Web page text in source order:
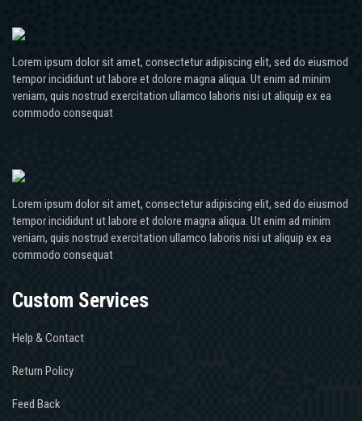
Lorem ipsum dolor sit amet, consectetur adipiscing elit, sed do eiusmod
tempor incididunt ut labore et dolore magna aliqua. Ut enim ad minim
veniam, quis nostrud exercitation ullamco laboris nisi ut aliquip ex ea
commodo consequat
Lorem ipsum dolor sit amet, consectetur adipiscing elit, sed do eiusmod
tempor incididunt ut labore et dolore magna aliqua. Ut enim ad minim
veniam, quis nostrud exercitation ullamco laboris nisi ut aliquip ex ea
commodo consequat
Custom Services
Help & Contact
Return Policy
Feed Back